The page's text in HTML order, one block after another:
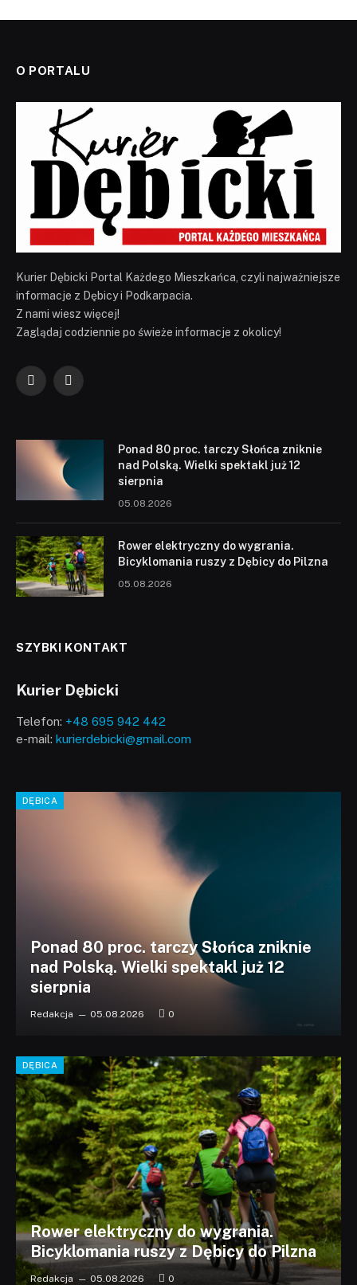
O PORTALU
Kurier Dębicki Portal Każdego Mieszkańca, czyli najważniejsze
informacje z Dębicy i Podkarpacia.
Z nami wiesz więcej!
Zaglądaj codziennie po świeże informacje z okolicy!
FacebookYouTube
Ponad 80 proc. tarczy Słońca zniknie
nad Polską. Wielki spektakl już 12
sierpnia
05.08.2026
Rower elektryczny do wygrania.
Bicyklomania ruszy z Dębicy do Pilzna
05.08.2026
SZYBKI KONTAKT
Kurier Dębicki
Telefon: +48 695 942 442
e-mail: kurierdebicki@gmail.com
DĘBICA
Ponad 80 proc. tarczy Słońca zniknie
nad Polską. Wielki spektakl już 12
sierpnia
Redakcja 05.08.2026 0
DĘBICA
Rower elektryczny do wygrania.
Bicyklomania ruszy z Dębicy do Pilzna
Redakcja 05.08.2026 0